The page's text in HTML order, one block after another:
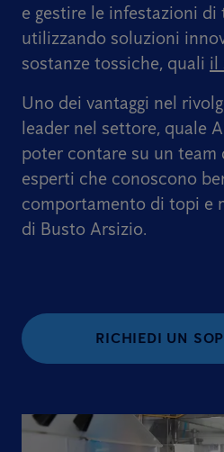
e gestire le infestazioni
utilizzando soluzioni
sostanze tossiche, quali il
Uno dei vantaggi nel
leader nel settore, quale
poter contare su un team
esperti che conoscono
comportamento di topi e
di Busto Arsizio.
RICHIEDI UN